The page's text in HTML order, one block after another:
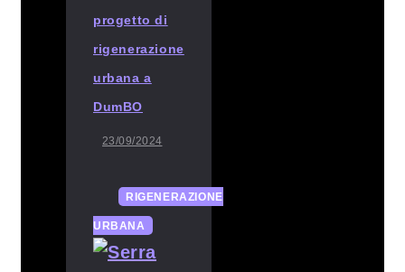
progetto di
rigenerazione
urbana a
DumBO
23/09/2024
RIGENERAZIONE
URBANA